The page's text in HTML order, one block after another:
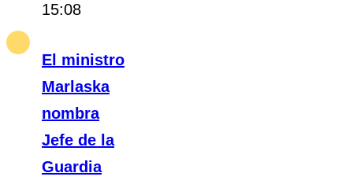
15:08
El ministro
Marlaska
nombra
Jefe de la
Guardia